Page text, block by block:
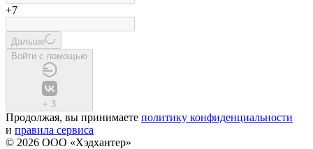
+7
Дальше
Войти с помощью
+ 3
Продолжая, вы принимаете политику конфиденциальности
и правила сервиса
© 2026 ООО «Хэдхантер»